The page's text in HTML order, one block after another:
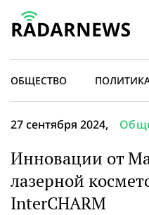
ОБЩЕСТВО
27 сентября 2024,
Инновации от
лазерной
InterCHARM